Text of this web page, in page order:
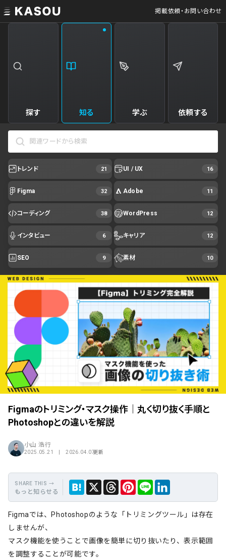
掲載依頼・お問い合わせ
探す 知る 学ぶ 依頼する
トレンド 21 UI / UX 16
Figma 32 Adobe 11
コーディング 38 WordPress 12
インタビュー 6 キャリア 12
SEO 9 素材 10
Figmaのトリミング・マスク操作｜丸く切り抜く手順と
Photoshopとの違いを解説
小山 浩行
2025.05.21 | 2026.04.07更新
もっと知らせる
Hate
na
Thre
ads
保
存
Link
edIn
Figmaでは、Photoshopのような「トリミングツール」は存在
しませんが、
マスク機能を使うことで画像を簡単に切り抜いたり、表示範囲
を調整することが可能です。